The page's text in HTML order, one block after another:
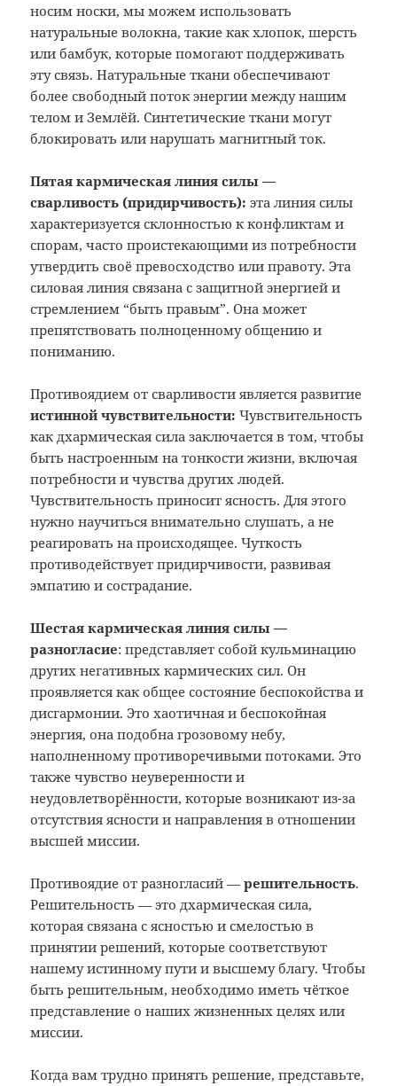
носим носки, мы можем использовать
натуральные волокна, такие как хлопок, шерсть
или бамбук, которые помогают поддерживать
эту связь. Натуральные ткани обеспечивают
более свободный поток энергии между нашим
телом и Землёй. Синтетические ткани могут
блокировать или нарушать магнитный ток.
Пятая кармическая линия силы —
сварливость (придирчивость): эта линия силы
характеризуется склонностью к конфликтам и
спорам, часто проистекающими из потребности
утвердить своё превосходство или правоту. Эта
силовая линия связана с защитной энергией и
стремлением “быть правым”. Она может
препятствовать полноценному общению и
пониманию.
Противоядием от сварливости является развитие
истинной чувствительности: Чувствительность
как дхармическая сила заключается в том, чтобы
быть настроенным на тонкости жизни, включая
потребности и чувства других людей.
Чувствительность приносит ясность. Для этого
нужно научиться внимательно слушать, а не
реагировать на происходящее. Чуткость
противодействует придирчивости, развивая
эмпатию и сострадание.
Шестая кармическая линия силы —
разногласие: представляет собой кульминацию
других негативных кармических сил. Он
проявляется как общее состояние беспокойства и
дисгармонии. Это хаотичная и беспокойная
энергия, она подобна грозовому небу,
наполненному противоречивыми потоками. Это
также чувство неуверенности и
неудовлетворённости, которые возникают из-за
отсутствия ясности и направления в отношении
высшей миссии.
Противоядие от разногласий —решительность.
Решительность — это дхармическая сила,
которая связана с ясностью и смелостью в
принятии решений, которые соответствуют
нашему истинному пути и высшему благу. Чтобы
быть решительным, необходимо иметь чёткое
представление о наших жизненных целях или
миссии.
Когда вам трудно принять решение, представьте,